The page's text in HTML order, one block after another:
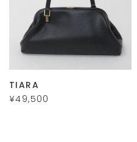
TIARA
¥49,500